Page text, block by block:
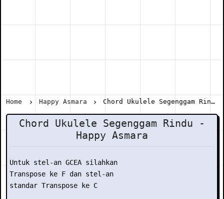
Home Happy Asmara Chord Ukulele Segenggam Rindu - Happy Asmara
Chord Ukulele Segenggam Rindu -
Happy Asmara
Untuk stel-an GCEA silahkan
Transpose ke F dan stel-an
standar Transpose ke C